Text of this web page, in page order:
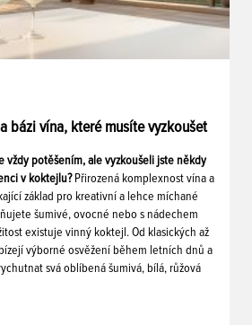
bázi vína, které musíte vyzkoušet
vždy potěšením, ale vyzkoušeli jste někdy
v koktejlu? Přirozená komplexnost vína a
základ pro kreativní a lehce míchané
šumivé, ovocné nebo s nádechem
existuje vinný koktejl. Od klasických až
výborné osvěžení během letních dnů a
svá oblíbená šumivá, bílá, růžová